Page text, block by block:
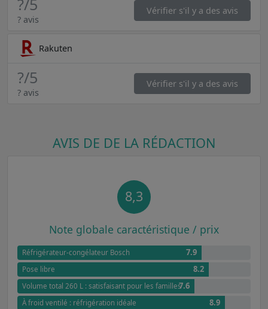
? avis
Vérifier s'il y a des avis
Rakuten
?/5
? avis
Vérifier s'il y a des avis
AVIS DE DE LA RÉDACTION
8,3
Note globale caractéristique / prix
Réfrigérateur-congélateur Bosch 7.9
Pose libre 8.2
Volume total 260 L : satisfaisant pour les familles7.6
À froid ventilé : réfrigération idéale 8.9